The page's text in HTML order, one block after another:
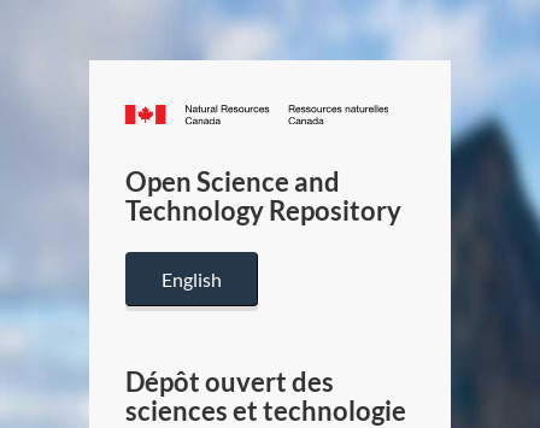
Canada.ca
/
Canada
Open Science and
Technology Repository
English
Dépôt ouvert des
sciences et technologie